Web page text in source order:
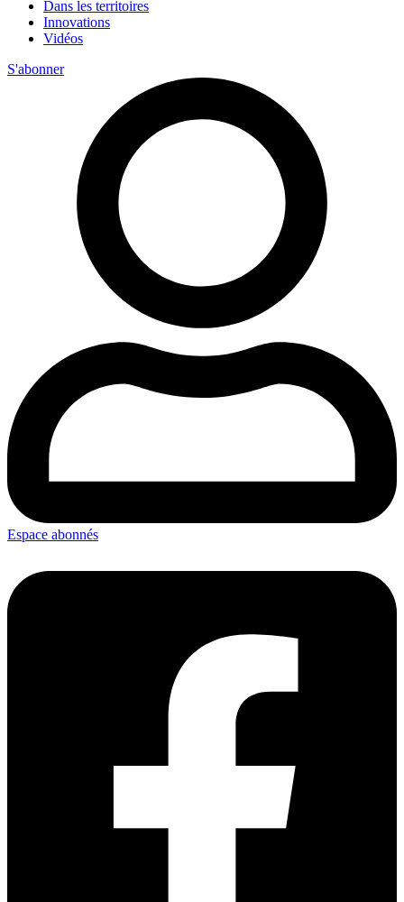
Dans les territoires
Innovations
Vidéos
S'abonner
Espace abonnés